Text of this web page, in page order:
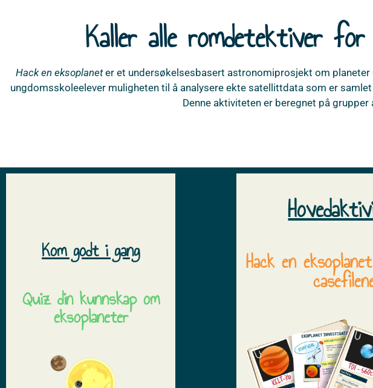
Kaller alle romdetektiver
Hack en eksoplaneter et undersøkelsesbasert astronomiprosjekt om
ungdomsskoleelever muligheten til å analysere ekte satellittdata som er samlet
Denne aktiviteten er beregnet på grupper
Kom godt i gang
Quiz din kunnskap om
eksoplaneter
Hack en